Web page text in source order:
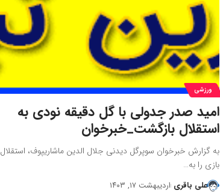
ورزشی
امید صدر جدولی با گل دقیقه نودی به
استقلال بازگشت_خبرخوان
به گزارش خبرخوان سوپرگل دیدنی جلال الدین ماشاریپوف، استقلال
بازی را به…
علی باقری اردیبهشت ۱۷, ۱۴۰۳